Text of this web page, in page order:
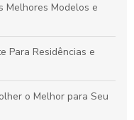
Melhores Modelos e
Para Residências e
o Melhor para Seu